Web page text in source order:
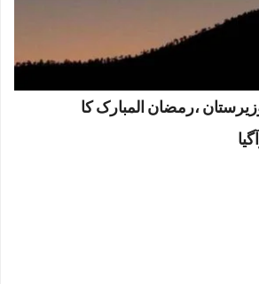
،رمضان المبارک کا